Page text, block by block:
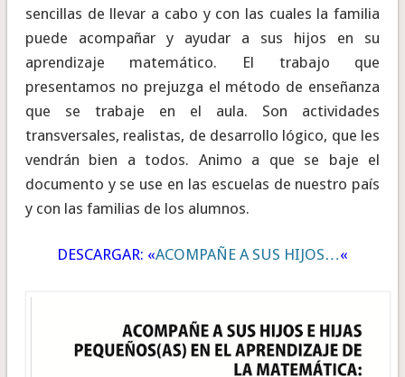
sencillas de llevar a cabo y con las cuales la familia
puede acompañar y ayudar a sus hijos en su
aprendizaje matemático. El trabajo que
presentamos no prejuzga el método de enseñanza
que se trabaje en el aula. Son actividades
transversales, realistas, de desarrollo lógico, que les
vendrán bien a todos. Animo a que se baje el
documento y se use en las escuelas de nuestro país
y con las familias de los alumnos.
DESCARGAR: «ACOMPAÑE A SUS HIJOS…«